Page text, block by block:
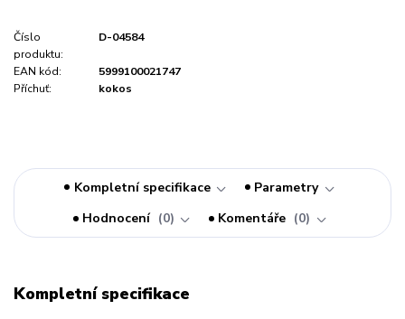
Číslo
produktu:
D-04584
EAN kód:
5999100021747
Příchuť:
kokos
Kompletní specifikace
Parametry
Hodnocení
0 Komentáře 0
Kompletní specifikace